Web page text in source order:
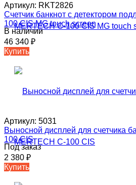
Артикул: RKT2826
Счетчик банкнот с детектором
100 CIS MG touch screen
В наличии
46 340 ₽
Купить
Артикул: 5031
Выносной дисплей для счетчика
100 CIS
Под заказ
2 380 ₽
Купить